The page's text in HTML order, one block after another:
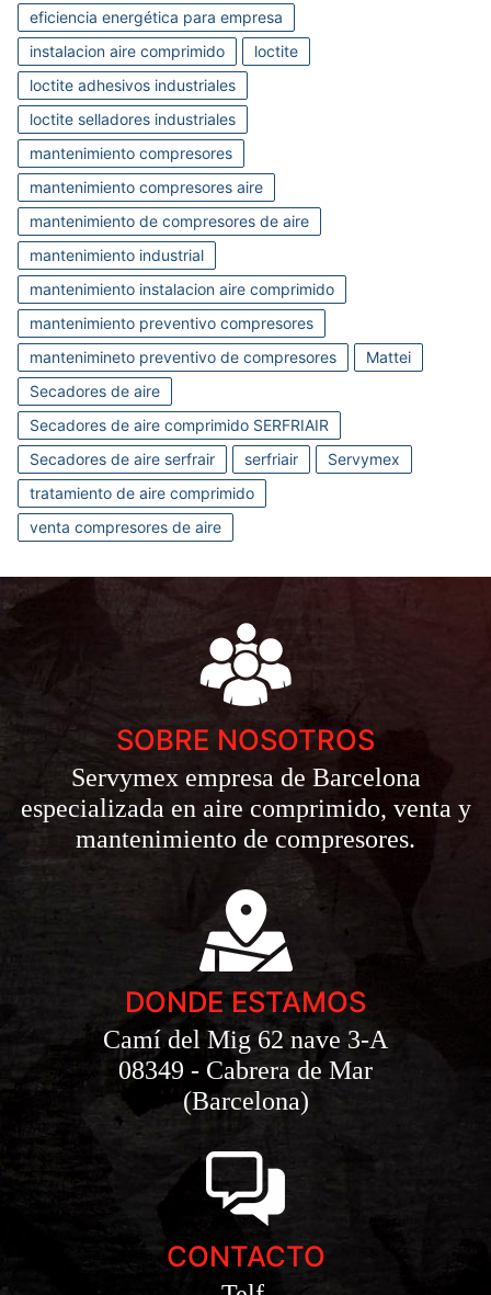
eficiencia energética para empresa
instalacion aire comprimido
loctite
loctite adhesivos industriales
loctite selladores industriales
mantenimiento compresores
mantenimiento compresores aire
mantenimiento de compresores de aire
mantenimiento industrial
mantenimiento instalacion aire comprimido
mantenimiento preventivo compresores
mantenimineto preventivo de compresores
Mattei
Secadores de aire
Secadores de aire comprimido SERFRIAIR
Secadores de aire serfrair
serfriair
Servymex
tratamiento de aire comprimido
venta compresores de aire
SOBRE NOSOTROS
Servymex empresa de Barcelona
especializada en aire comprimido, venta y
mantenimiento de compresores.
DONDE ESTAMOS
Camí del Mig 62 nave 3-A
08349 - Cabrera de Mar
(Barcelona)
CONTACTO